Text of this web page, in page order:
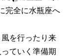
完全に水瓶座へ
を行ったり来
ていく準備期